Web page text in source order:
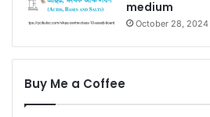
medium
October 28, 2024
Buy Me a Coffee